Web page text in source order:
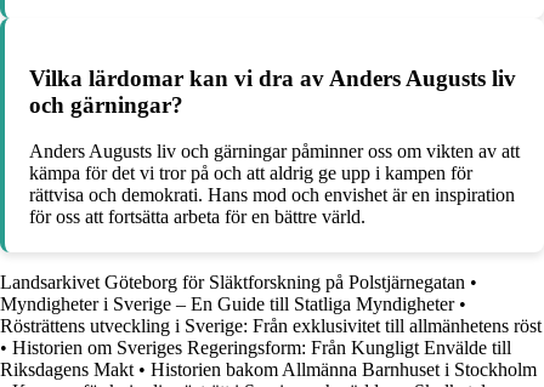
Vilka lärdomar kan vi dra av Anders Augusts liv
och gärningar?
Anders Augusts liv och gärningar påminner oss om vikten av att
kämpa för det vi tror på och att aldrig ge upp i kampen för
rättvisa och demokrati. Hans mod och envishet är en inspiration
för oss att fortsätta arbeta för en bättre värld.
Landsarkivet Göteborg för Släktforskning på Polstjärnegatan •
Myndigheter i Sverige – En Guide till Statliga Myndigheter•
Rösträttens utveckling i Sverige: Från exklusivitet till allmänhetens röst
• Historien om Sveriges Regeringsform: Från Kungligt Envälde till
Riksdagens Makt • Historien bakom Allmänna Barnhuset i Stockholm